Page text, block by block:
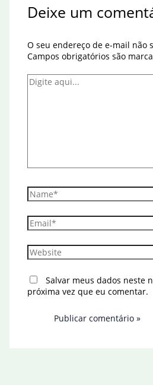
Deixe um
O seu endereço de e-mail não
Campos obrigatórios são
Digite
aqui...
Name*
Email*
Website
Salvar meus dados neste
próxima vez que eu comentar.